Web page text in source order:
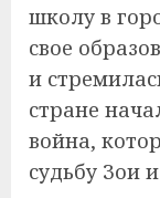
школу в
свое
и
стране
война,
судьбу Зои